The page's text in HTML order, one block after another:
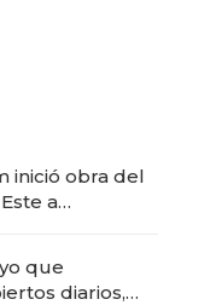
inició obra del
a
que
diarios,